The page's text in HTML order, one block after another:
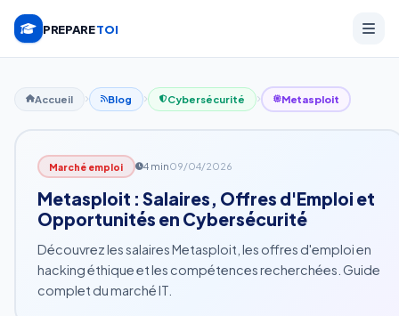
PREPARETOI
Accueil Blog Cybersécurité Metasploit
Marché emploi 4 min09/04/2026
Metasploit : Salaires, Offres d'Emploi et
Opportunités en Cybersécurité
Découvrez les salaires Metasploit, les offres d'emploi en
hacking éthique et les compétences recherchées. Guide
complet du marché IT.